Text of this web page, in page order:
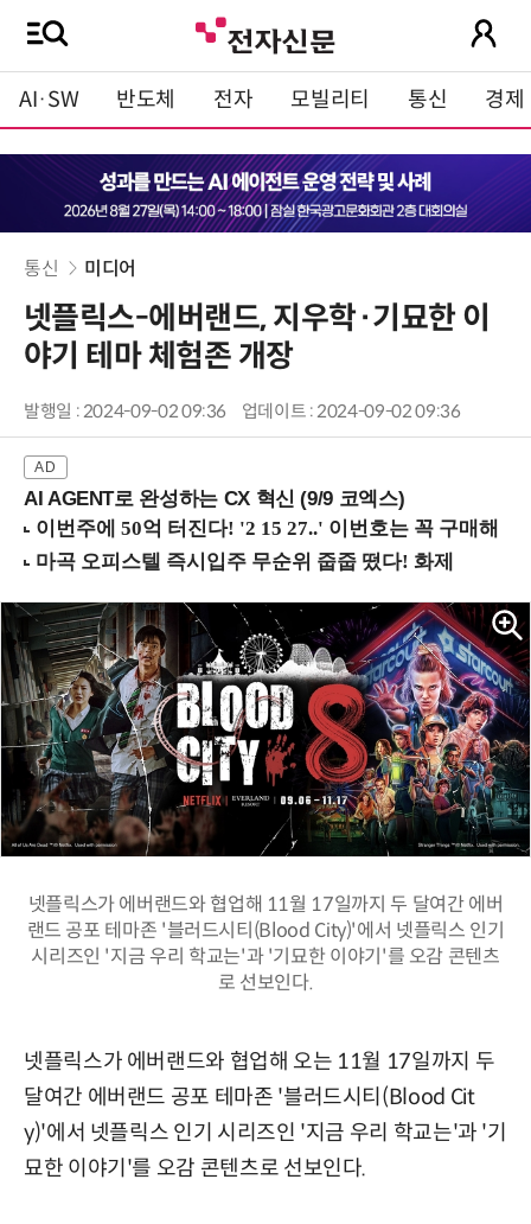
AI·SW 반도체 전자 모빌리티 통신 경제
통신 미디어
넷플릭스-에버랜드, 지우학·기묘한 이
야기 테마 체험존 개장
발행일 : 2024-09-02 09:36 업데이트 : 2024-09-02 09:36
AI AGENT로 완성하는 CX 혁신 (9/9 코엑스)
넷플릭스가 에버랜드와 협업해 11월 17일까지 두 달여간 에버
랜드 공포 테마존 '블러드시티(Blood City)'에서 넷플릭스 인기
시리즈인 '지금 우리 학교는'과 '기묘한 이야기'를 오감 콘텐츠
로 선보인다.
넷플릭스가 에버랜드와 협업해 오는 11월 17일까지 두
달여간 에버랜드 공포 테마존 '블러드시티(Blood Cit
y)'에서 넷플릭스 인기 시리즈인 '지금 우리 학교는'과 '기
묘한 이야기'를 오감 콘텐츠로 선보인다.